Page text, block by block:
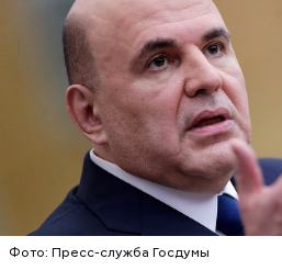
Фото: Пресс-служба Госдумы
беременным, кормящим
людям с ослабленной
пожилым;
детям.